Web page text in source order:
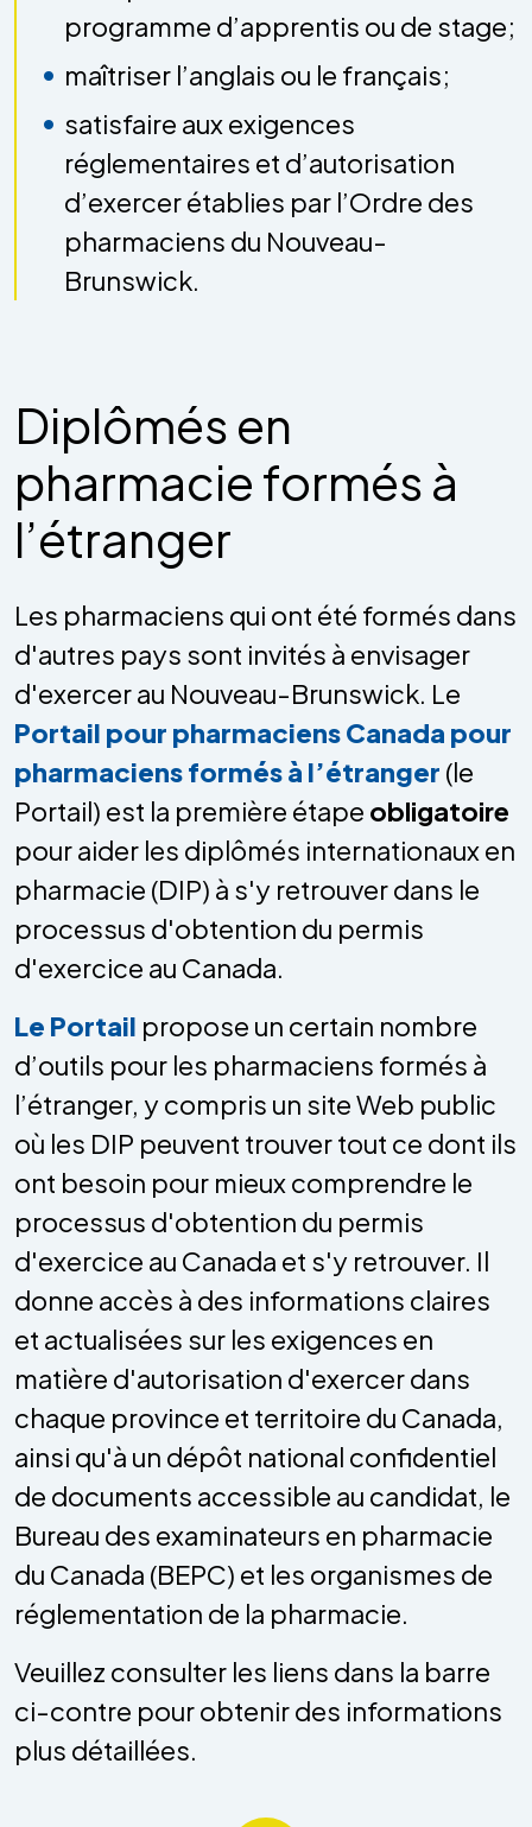
programme d’apprentis ou de stage;
maîtriser l’anglais ou le français;
satisfaire aux exigences
réglementaires et d’autorisation
d’exercer établies par l’Ordre des
pharmaciens du Nouveau-
Brunswick.
Diplômés en
pharmacie formés à
l’étranger
Les pharmaciens qui ont été formés dans
d'autres pays sont invités à envisager
d'exercer au Nouveau-Brunswick. Le
Portail pour pharmaciens Canada pour
pharmaciens formés à l’étranger (le
Portail) est la première étape obligatoire
pour aider les diplômés internationaux en
pharmacie (DIP) à s'y retrouver dans le
processus d'obtention du permis
d'exercice au Canada.
Le Portail propose un certain nombre
d’outils pour les pharmaciens formés à
l’étranger, y compris un site Web public
où les DIP peuvent trouver tout ce dont ils
ont besoin pour mieux comprendre le
processus d'obtention du permis
d'exercice au Canada et s'y retrouver. Il
donne accès à des informations claires
et actualisées sur les exigences en
matière d'autorisation d'exercer dans
chaque province et territoire du Canada,
ainsi qu'à un dépôt national confidentiel
de documents accessible au candidat, le
Bureau des examinateurs en pharmacie
du Canada (BEPC) et les organismes de
réglementation de la pharmacie.
Veuillez consulter les liens dans la barre
ci-contre pour obtenir des informations
plus détaillées.